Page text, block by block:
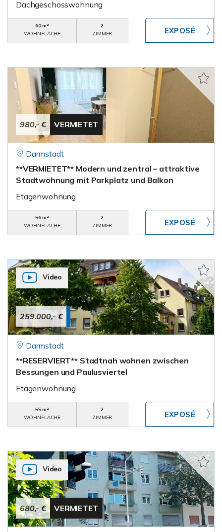
Dachgeschosswohnung
60 m²
WOHNFLÄCHE
2
ZIMMER
980,- € VERMIETET
Darmstadt
**VERMIETET** Modern und zentral – attraktive
Stadtwohnung mit Parkplatz und Balkon
Etagenwohnung
56 m²
WOHNFLÄCHE
2
ZIMMER
259.000,- €
Video
Darmstadt
**RESERVIERT** Stadtnah wohnen zwischen
Bessungen und Paulusviertel
Etagenwohnung
55 m²
WOHNFLÄCHE
2
ZIMMER
680,- € VERMIETET
Video